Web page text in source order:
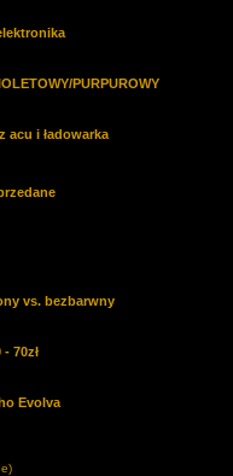
PURPUROWY
acu i ładowarka
vs. bezbarwny
70zł
Evolva